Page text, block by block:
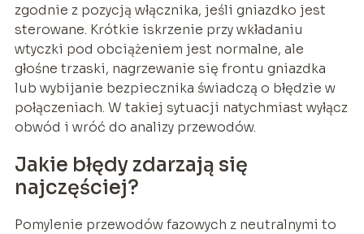
zgodnie z pozycją włącznika, jeśli gniazdko jest
sterowane. Krótkie iskrzenie przy wkładaniu
wtyczki pod obciążeniem jest normalne, ale
głośne trzaski, nagrzewanie się frontu gniazdka
lub wybijanie bezpiecznika świadczą o błędzie w
połączeniach. W takiej sytuacji natychmiast wyłącz
obwód i wróć do analizy przewodów.
Jakie błędy zdarzają się
najczęściej?
Pomylenie przewodów fazowych z neutralnymi to